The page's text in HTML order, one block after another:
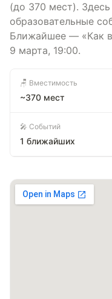
(до 370 мест).
образовательные
Ближайшее — «Как
9 марта, 19:00.
🪑 Вместимость
~370 мест
🎤 Событий
1 ближайших